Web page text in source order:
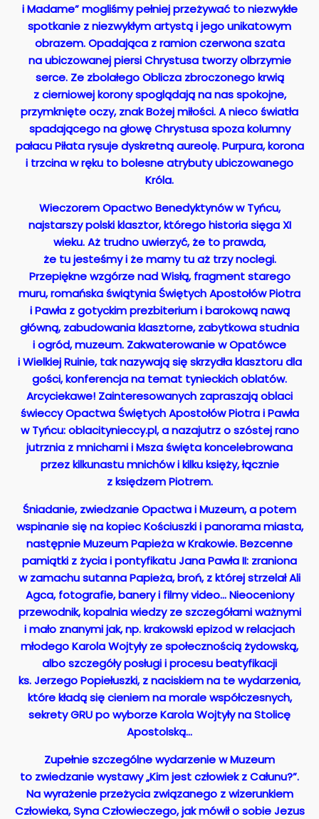
i Madame” mogliśmy pełniej przeżywać to niezwykłe
spotkanie z niezwykłym artystą i jego unikatowym
obrazem. Opadająca z ramion czerwona szata
na ubiczowanej piersi Chrystusa tworzy olbrzymie
serce. Ze zbolałego Oblicza zbroczonego krwią
z cierniowej korony spoglądają na nas spokojne,
przymknięte oczy, znak Bożej miłości. A nieco światła
spadającego na głowę Chrystusa spoza kolumny
pałacu Piłata rysuje dyskretną aureolę. Purpura, korona
i trzcina w ręku to bolesne atrybuty ubiczowanego
Króla.
Wieczorem Opactwo Benedyktynów w Tyńcu,
najstarszy polski klasztor, którego historia sięga XI
wieku. Aż trudno uwierzyć, że to prawda,
że tu jesteśmy i że mamy tu aż trzy noclegi.
Przepiękne wzgórze nad Wisłą, fragment starego
muru, romańska świątynia Świętych Apostołów Piotra
i Pawła z gotyckim prezbiterium i barokową nawą
główną, zabudowania klasztorne, zabytkowa studnia
i ogród, muzeum. Zakwaterowanie w Opatówce
i Wielkiej Ruinie, tak nazywają się skrzydła klasztoru dla
gości, konferencja na temat tynieckich oblatów.
Arcyciekawe! Zainteresowanych zapraszają oblaci
świeccy Opactwa Świętych Apostołów Piotra i Pawła
w Tyńcu: oblacitynieccy.pl, a nazajutrz o szóstej rano
jutrznia z mnichami i Msza święta koncelebrowana
przez kilkunastu mnichów i kilku księży, łącznie
z księdzem Piotrem.
Śniadanie, zwiedzanie Opactwa i Muzeum, a potem
wspinanie się na kopiec Kościuszki i panorama miasta,
następnie Muzeum Papieża w Krakowie. Bezcenne
pamiątki z życia i pontyfikatu Jana Pawła II: zraniona
w zamachu sutanna Papieża, broń, z której strzelał Ali
Agca, fotografie, banery i filmy video… Nieoceniony
przewodnik, kopalnia wiedzy ze szczegółami ważnymi
i mało znanymi jak, np. krakowski epizod w relacjach
młodego Karola Wojtyły ze społecznością żydowską,
albo szczegóły posługi i procesu beatyfikacji
ks. Jerzego Popiełuszki, z naciskiem na te wydarzenia,
które kładą się cieniem na morale współczesnych,
sekrety GRU po wyborze Karola Wojtyły na Stolicę
Apostolską…
Zupełnie szczególne wydarzenie w Muzeum
to zwiedzanie wystawy „Kim jest człowiek z Całunu?”.
Na wyrażenie przeżycia związanego z wizerunkiem
Człowieka, Syna Człowieczego, jak mówił o sobie Jezus